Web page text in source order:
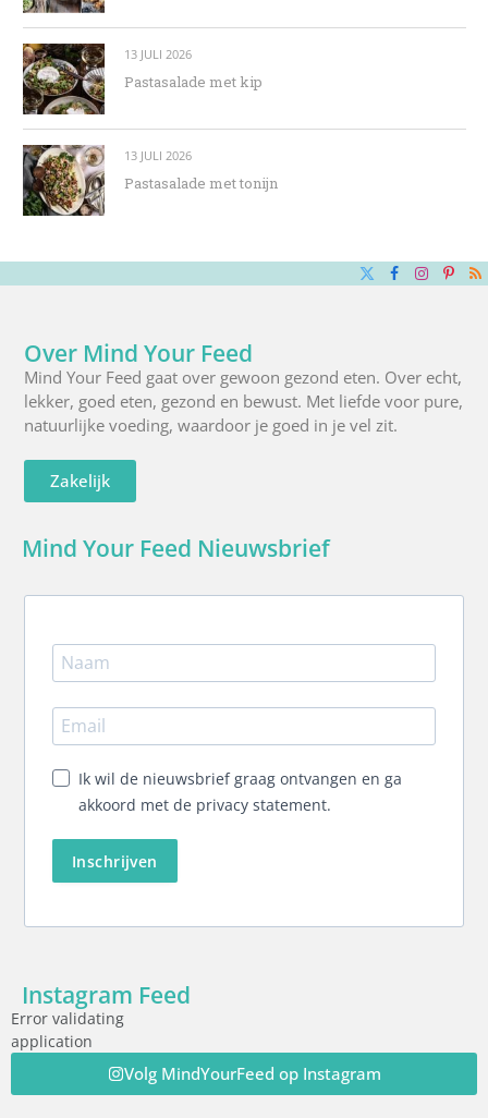
13 JULI 2026
Pastasalade met kip
13 JULI 2026
Pastasalade met tonijn
X
Facebook
Over Mind Your Feed
Mind Your Feed gaat over gewoon gezond eten. Over echt,
lekker, goed eten, gezond en bewust. Met liefde voor pure,
natuurlijke voeding, waardoor je goed in je vel zit.
Zakelijk
Mind Your Feed Nieuwsbrief
Ik wil de nieuwsbrief graag ontvangen en ga
akkoord met de privacy statement.
Inschrijven
Instagram Feed
Error validating
application
Volg MindYourFeed op Instagram